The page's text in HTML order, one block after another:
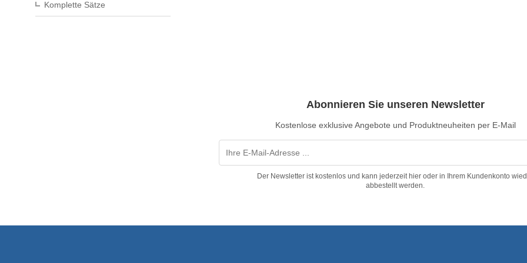
Komplette Sätze
Abonnieren Sie unseren Newsletter
Kostenlose exklusive Angebote und Produktneuheiten per E-Mail
Der Newsletter ist kostenlos und kann jederzeit hier oder in Ihrem Kundenkonto
abbestellt werden.